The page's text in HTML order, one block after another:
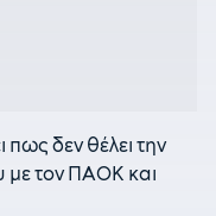
δεν θέλει την
τον ΠΑΟΚ και